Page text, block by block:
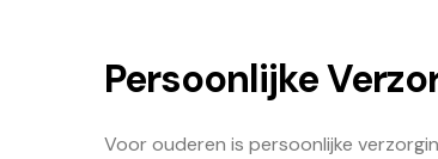
Persoonlijke
Voor ouderen is persoonlijke